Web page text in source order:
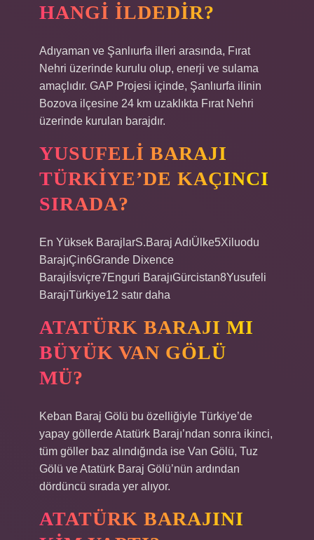
HANGI ILDEDIR?
Adıyaman ve Şanlıurfa illeri arasında, Fırat
Nehri üzerinde kurulu olup, enerji ve sulama
amaçlıdır. GAP Projesi içinde, Şanlıurfa ilinin
Bozova ilçesine 24 km uzaklıkta Fırat Nehri
üzerinde kurulan barajdır.
YUSUFELI BARAJI
TÜRKIYE’DE KAÇINCI
SIRADA?
En Yüksek BarajlarS.Baraj AdıÜlke5Xiluodu
BarajıÇin6Grande Dixence
Barajıİsviçre7Enguri BarajıGürcistan8Yusufeli
BarajıTürkiye12 satır daha
ATATÜRK BARAJI MI
BÜYÜK VAN GÖLÜ
MÜ?
Keban Baraj Gölü bu özelliğiyle Türkiye’de
yapay göllerde Atatürk Barajı’ndan sonra ikinci,
tüm göller baz alındığında ise Van Gölü, Tuz
Gölü ve Atatürk Baraj Gölü’nün ardından
dördüncü sırada yer alıyor.
ATATÜRK BARAJINI